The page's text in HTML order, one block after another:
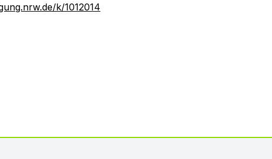
k/1012014